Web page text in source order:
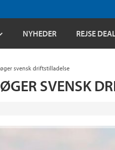
NYHEDER REJSE
svensk driftstilladelse
SVENSK